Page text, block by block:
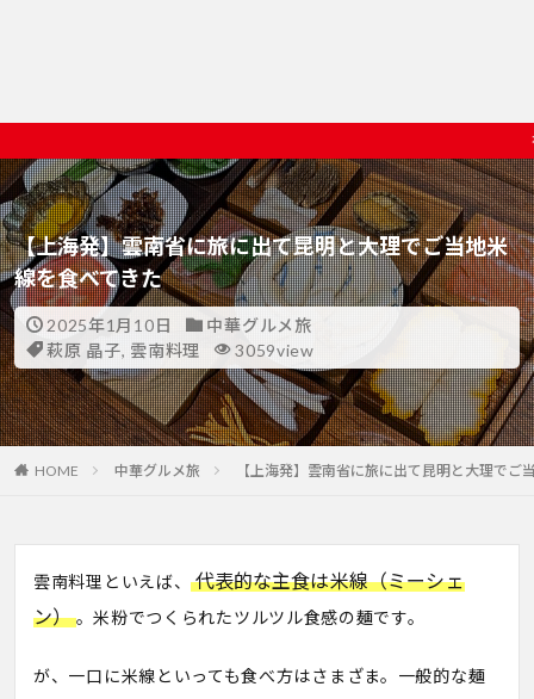
初めての方、本気ガチ中華を楽しみ
【上海発】雲南省に旅に出て昆明と大理でご当地米
線を食べてきた
2025年1月10日
中華グルメ旅
萩原 晶子, 雲南料理 3059view
HOME 中華グルメ旅 【上海発】雲南省に旅に出て昆明と大理でご
雲南料理といえば、代表的な主食は米線（ミーシェ
ン）。米粉でつくられたツルツル食感の麺です。
が、一口に米線といっても食べ方はさまざま。一般的な麺